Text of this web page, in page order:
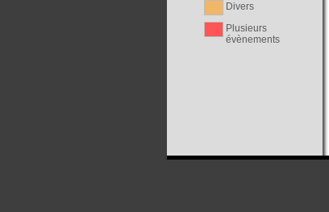
Divers
Plusieurs
évènements